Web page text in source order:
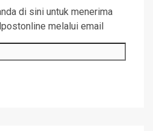
di sini untuk menerima
melalui email